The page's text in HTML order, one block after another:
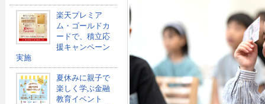
楽天プレミア
ム・ゴールドカ
ードで、積立応
援キャンペーン
実施
夏休みに親子で
楽しく学ぶ金融
教育イベント